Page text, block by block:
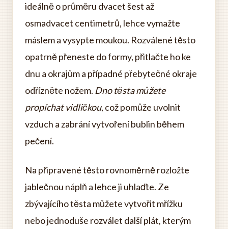
ideálně o průměru dvacet šest až
osmadvacet centimetrů, lehce vymažte
máslem a vysypte moukou. Rozválené těsto
opatrně přeneste do formy, přitlačte ho ke
dnu a okrajům a případné přebytečné okraje
odřízněte nožem. Dno těsta můžete
propíchat vidličkou, což pomůže uvolnit
vzduch a zabrání vytvoření bublin během
pečení.
Na připravené těsto rovnoměrně rozložte
jablečnou náplň a lehce ji uhlaďte. Ze
zbývajícího těsta můžete vytvořit mřížku
nebo jednoduše rozválet další plát, kterým